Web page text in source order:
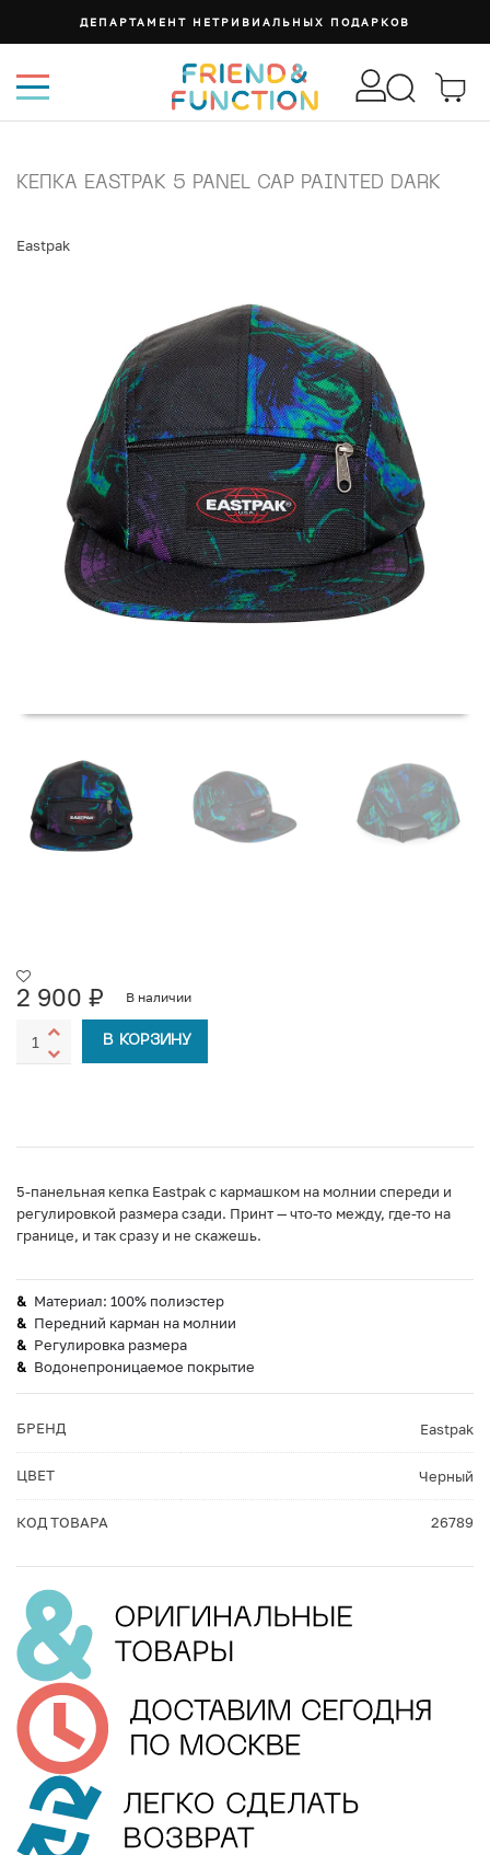
ДЕПАРТАМЕНТ НЕТРИВИАЛЬНЫХ ПОДАРКОВ
КЕПКА EASTPAK 5 PANEL CAP PAINTED DARK
Eastpak
2 900 ₽ В наличии
В КОРЗИНУ
5-панельная кепка Eastpak с кармашком на молнии спереди и
регулировкой размера сзади. Принт — что-то между, где-то на
границе, и так сразу и не скажешь.
Материал: 100% полиэстер
Передний карман на молнии
Регулировка размера
Водонепроницаемое покрытие
БРЕНД Eastpak
ЦВЕТ Черный
КОД ТОВАРА 26789